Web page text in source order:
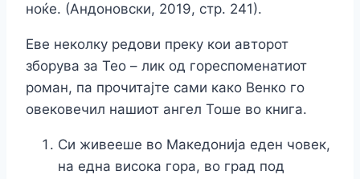
ноќе. (Андоновски, 2019, стр. 241).
Еве неколку редови преку кои авторот
зборува за Тео – лик од гореспоменатиот
роман, па прочитајте сами како Венко го
овековечил нашиот ангел Тоше во книга.
Си живееше во Македонија еден човек,
на една висока гора, во град под